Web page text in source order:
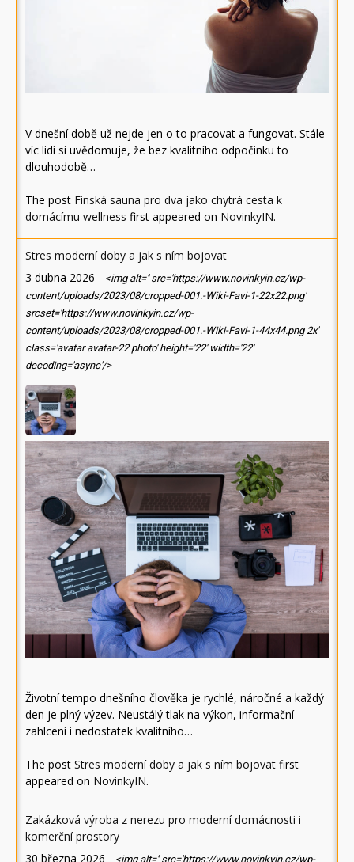
V dnešní době už nejde jen o to pracovat a fungovat. Stále
víc lidí si uvědomuje, že bez kvalitního odpočinku to
dlouhodobě…
The post Finská sauna pro dva jako chytrá cesta k
domácímu wellness first appeared on NovinkyIN.
Stres moderní doby a jak s ním bojovat
3 dubna 2026 - <img alt='' src='https://www.novinkyin.cz/wp-
content/uploads/2023/08/cropped-001.-Wiki-Favi-1-22x22.png'
srcset='https://www.novinkyin.cz/wp-
content/uploads/2023/08/cropped-001.-Wiki-Favi-1-44x44.png 2x'
class='avatar avatar-22 photo' height='22' width='22'
decoding='async'/>
Životní tempo dnešního člověka je rychlé, náročné a každý
den je plný výzev. Neustálý tlak na výkon, informační
zahlcení i nedostatek kvalitního…
The post Stres moderní doby a jak s ním bojovat first
appeared on NovinkyIN.
Zakázková výroba z nerezu pro moderní domácnosti i
komerční prostory
30 března 2026 - <img alt='' src='https://www.novinkyin.cz/wp-